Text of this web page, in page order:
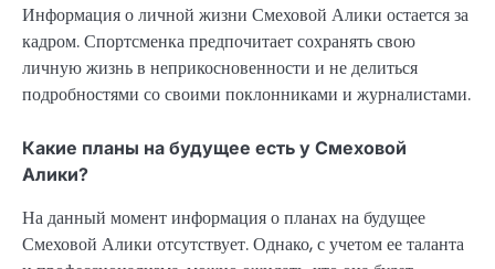
Информация о личной жизни Смеховой Алики остается за
кадром. Спортсменка предпочитает сохранять свою
личную жизнь в неприкосновенности и не делиться
подробностями со своими поклонниками и журналистами.
Какие планы на будущее есть у Смеховой
Алики?
На данный момент информация о планах на будущее
Смеховой Алики отсутствует. Однако, с учетом ее таланта